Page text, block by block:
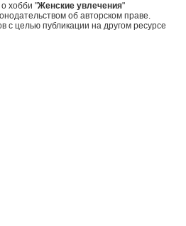
хобби "Женские увлечения"
об авторском праве.
с целью публикации на другом ресурсе